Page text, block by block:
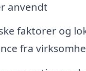
anvendt
faktorer og
fra